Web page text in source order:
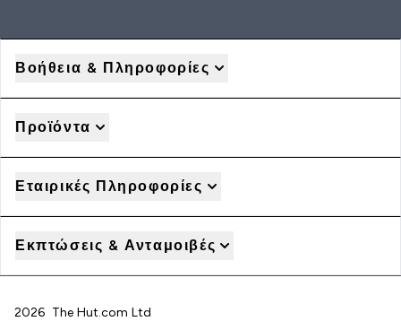
Βοήθεια & Πληροφορίες
Προϊόντα
Εταιρικές Πληροφορίες
Εκπτώσεις & Ανταμοιβές
2026 The Hut.com Ltd